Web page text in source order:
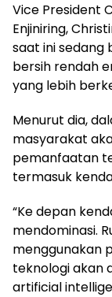
Vice President
Enjiniring,
saat ini sedang
bersih rendah
yang lebih
Menurut dia,
masyarakat
pemanfaatan
termasuk
“Ke depan
mendominasi.
menggunakan
teknologi akan
artificial